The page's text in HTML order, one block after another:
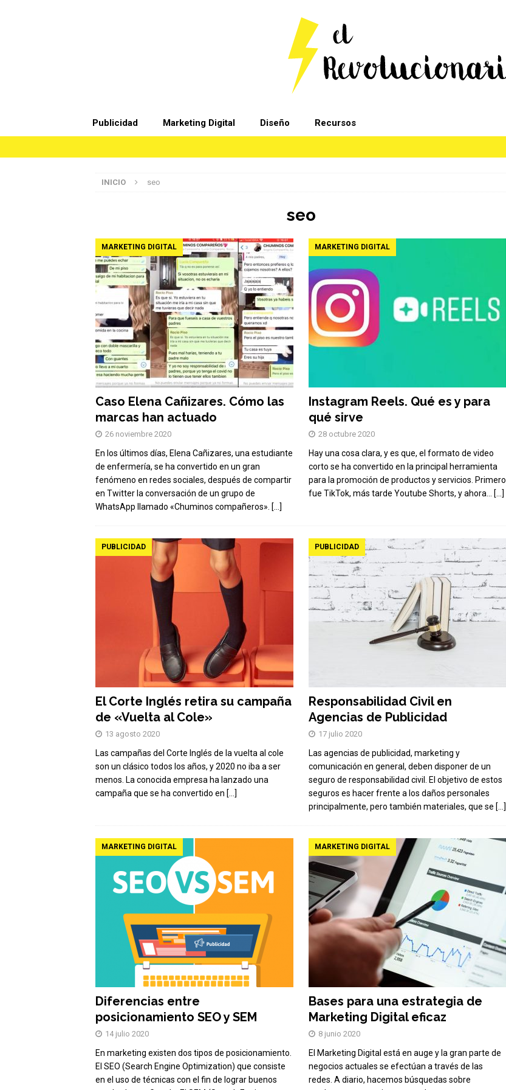
Publicidad Marketing Digital Diseño Recursos
INICIO seo
seo
MARKETING DIGITAL
Caso Elena Cañizares. Cómo las
marcas han actuado
26 noviembre 2020
En los últimos días, Elena Cañizares, una estudiante
de enfermería, se ha convertido en un gran
fenómeno en redes sociales, después de compartir
en Twitter la conversación de un grupo de
WhatsApp llamado «Chuminos compañeros». […]
MARKETING DIGITAL
Instagram Reels. Qué es y para
qué sirve
28 octubre 2020
Hay una cosa clara, y es que, el formato de video
corto se ha convertido en la principal herramienta
para la promoción de productos y servicios. Primero
fue TikTok, más tarde Youtube Shorts, y ahora…
[…]
PUBLICIDAD
El Corte Inglés retira su campaña
de «Vuelta al Cole»
13 agosto 2020
Las campañas del Corte Inglés de la vuelta al cole
son un clásico todos los años, y 2020 no iba a ser
menos. La conocida empresa ha lanzado una
campaña que se ha convertido en […]
PUBLICIDAD
Responsabilidad Civil en
Agencias de Publicidad
17 julio 2020
Las agencias de publicidad, marketing y
comunicación en general, deben disponer de un
seguro de responsabilidad civil. El objetivo de estos
seguros es hacer frente a los daños personales
principalmente, pero también materiales, que se […]
MARKETING DIGITAL
Diferencias entre
posicionamiento SEO y SEM
14 julio 2020
En marketing existen dos tipos de posicionamiento.
El SEO (Search Engine Optimization) que consiste
en el uso de técnicas con el fin de lograr buenos
MARKETING DIGITAL
Bases para una estrategia de
Marketing Digital eficaz
8 junio 2020
El Marketing Digital está en auge y la gran parte de
negocios actuales se efectúan a través de las
redes. A diario, hacemos búsquedas sobre